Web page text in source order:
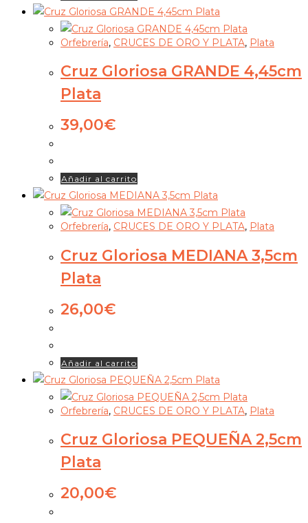
Orfebrería, CRUCES DE ORO Y PLATA, Plata
Cruz Gloriosa GRANDE 4,45cm
Plata
39,00€
Añadir al carrito
Orfebrería, CRUCES DE ORO Y PLATA, Plata
Cruz Gloriosa MEDIANA 3,5cm
Plata
26,00€
Añadir al carrito
Orfebrería, CRUCES DE ORO Y PLATA, Plata
Cruz Gloriosa PEQUEÑA 2,5cm
Plata
20,00€